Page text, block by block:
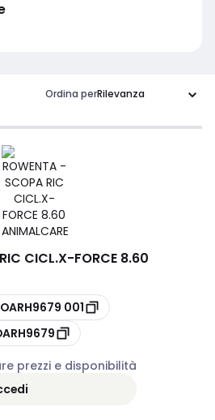
Ordina per
CICL.X-FORCE 8.60
COROARH9679 001
prezzi e disponibilità